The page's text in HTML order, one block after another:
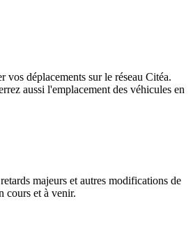
déplacements sur le réseau Citéa.
aussi l'emplacement des véhicules en
majeurs et autres modifications de
cours et à venir.